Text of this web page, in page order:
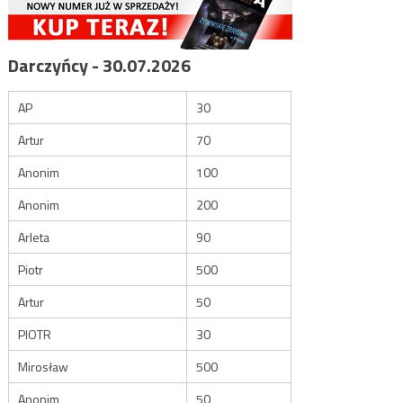
Darczyńcy - 30.07.2026
AP
30
Artur
70
Anonim
100
Anonim
200
Arleta
90
Piotr
500
Artur
50
PIOTR
30
Mirosław
500
Anonim
50